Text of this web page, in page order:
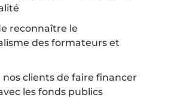
reconnaître le
des formateurs et
clients de faire financer
les fonds publics